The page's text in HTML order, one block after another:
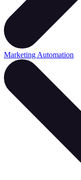
Marketing Automation